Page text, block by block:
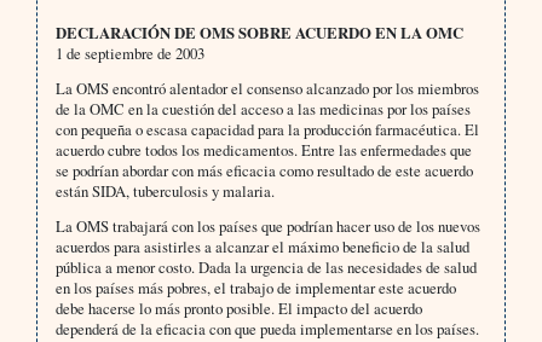
DECLARACIÓN DE OMS SOBRE ACUERDO EN LA OMC
1 de septiembre de 2003
La OMS encontró alentador el consenso alcanzado por los miembros
de la OMC en la cuestión del acceso a las medicinas por los países
con pequeña o escasa capacidad para la producción farmacéutica. El
acuerdo cubre todos los medicamentos. Entre las enfermedades que
se podrían abordar con más eficacia como resultado de este acuerdo
están SIDA, tuberculosis y malaria.
La OMS trabajará con los países que podrían hacer uso de los nuevos
acuerdos para asistirles a alcanzar el máximo beneficio de la salud
pública a menor costo. Dada la urgencia de las necesidades de salud
en los países más pobres, el trabajo de implementar este acuerdo
debe hacerse lo más pronto posible. El impacto del acuerdo
dependerá de la eficacia con que pueda implementarse en los países.